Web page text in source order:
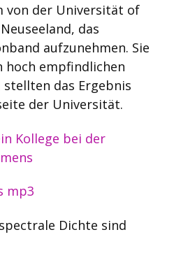
von der Universität of
das
aufzunehmen. Sie
hoch empfindlichen
das Ergebnis
der Universität.
Kollege bei der
mp3
Dichte sind